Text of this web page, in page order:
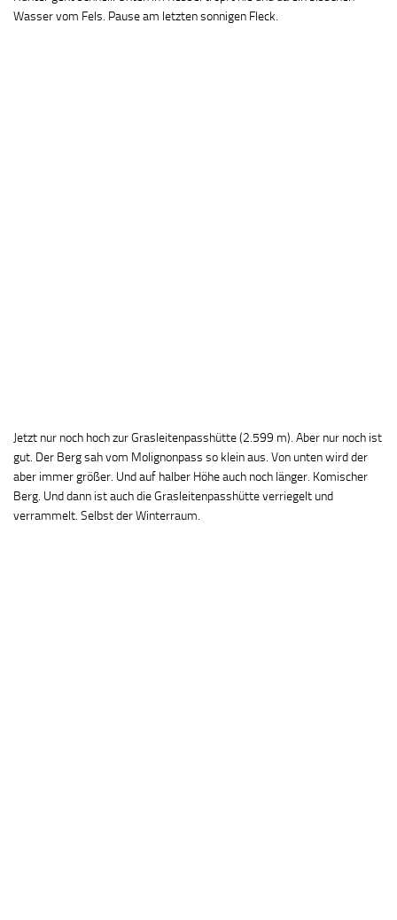
Wasser vom Fels. Pause am letzten sonnigen Fleck.
Jetzt nur noch hoch zur Grasleitenpasshütte (2.599 m). Aber nur noch ist
gut. Der Berg sah vom Molignonpass so klein aus. Von unten wird der
aber immer größer. Und auf halber Höhe auch noch länger. Komischer
Berg. Und dann ist auch die Grasleitenpasshütte verriegelt und
verrammelt. Selbst der Winterraum.